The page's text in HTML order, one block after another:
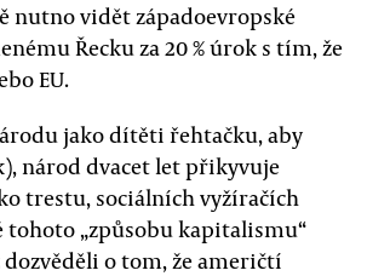
nutno vidět západoevropské
Řecku za 20 % úrok s tím, že
EU.
jako dítěti řehtačku, aby
národ dvacet let přikyvuje
trestu, sociálních vyžíračích
tohoto „způsobu kapitalismu“
o tom, že američtí